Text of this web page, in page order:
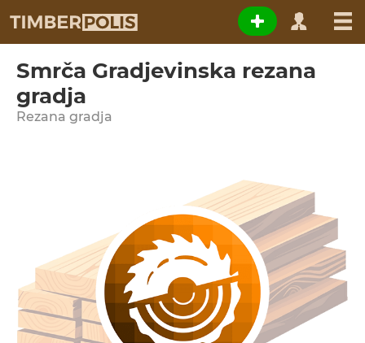
Smrča Gradjevinska rezana
gradja
Rezana gradja